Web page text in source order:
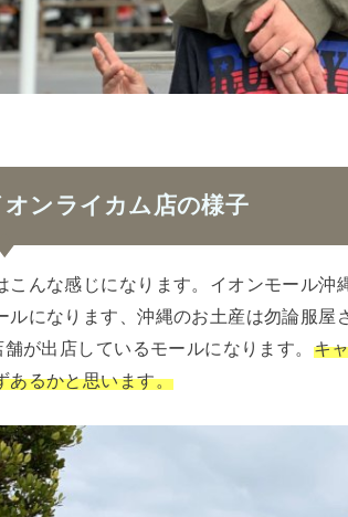
オンライカム店の様子
こんな感じになります。イオンモール
ルになります、沖縄のお土産は勿論服
が出店しているモールになります。 キ
あるかと思います。